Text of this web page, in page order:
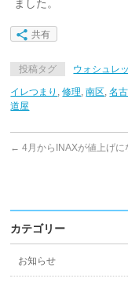
ました。
共有
投稿タグ ウォシュレ
イレつまり ,修理,南区,名
道屋
← 4月からINAXが値上げに
カテゴリー
お知らせ